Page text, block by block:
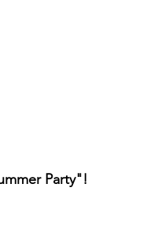
Party"!